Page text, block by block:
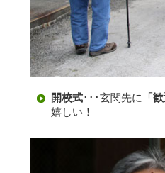
開校式･･･玄関先に 「
嬉しい！